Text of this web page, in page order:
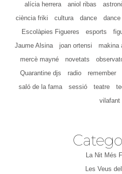
alícia herrera
aniol ribas
ciència friki
cultura dance dance
Escolàpies Figueres
esports
Jaume Alsina
joan ortensi makina
mercè mayné
novetats
Quarantine djs
radio remember
saló de la fama
sessió teatre
vilafant
La Nit Més
Les Veus